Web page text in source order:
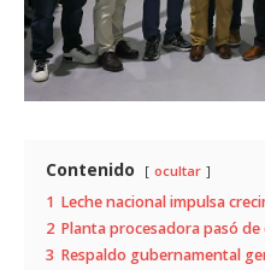
Contenido ocultar
1 Leche nacional impulsa
2 Planta procesadora pasó
3 Respaldo gubernamental